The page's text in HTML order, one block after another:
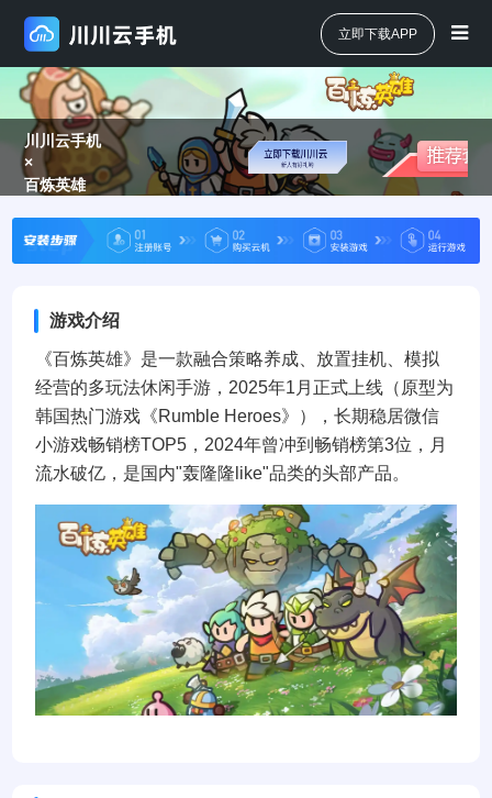
立即下载APP
川川云手机
×
百炼英雄
游戏介绍
《百炼英雄》是一款融合策略养成、放置挂机、模拟
经营的多玩法休闲手游，2025年1月正式上线（原型为
韩国热门游戏《Rumble Heroes》），长期稳居微信
小游戏畅销榜TOP5，2024年曾冲到畅销榜第3位，月
流水破亿，是国内"轰隆隆like"品类的头部产品。